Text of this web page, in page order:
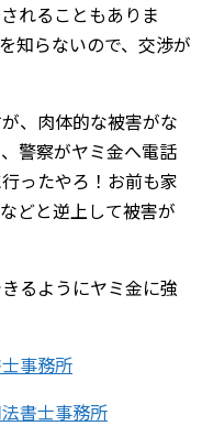
れることもありま
知らないので、交渉が
、肉体的な被害がな
警察がヤミ金へ電話
ったやろ！お前も家
どと逆上して被害が
るようにヤミ金に強
事務所
書士事務所